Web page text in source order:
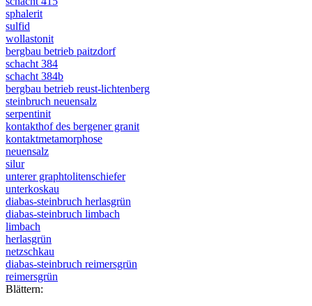
sphalerit
sulfid
wollastonit
bergbau betrieb paitzdorf
schacht 384
schacht 384b
bergbau betrieb reust-lichtenberg
steinbruch neuensalz
serpentinit
kontakthof des bergener granit
kontaktmetamorphose
neuensalz
silur
unterer graphtolitenschiefer
unterkoskau
diabas-steinbruch herlasgrün
diabas-steinbruch limbach
limbach
herlasgrün
netzschkau
diabas-steinbruch reimersgrün
reimersgrün
Blättern: